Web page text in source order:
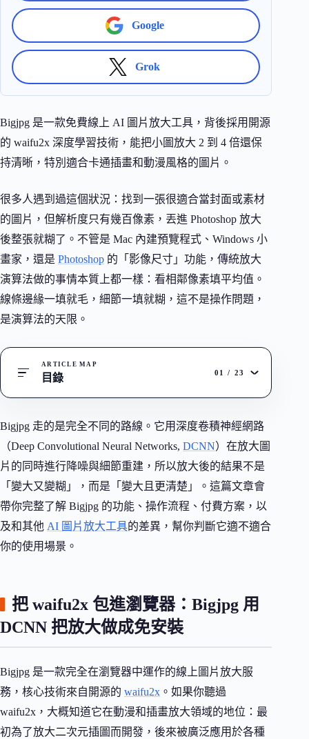
Google
Grok
Bigjpg 是一款免費線上 AI 圖片放大工具，背後採用開源
的 waifu2x 深度學習技術，能把小圖放大 2 到 4 倍還保
持清晰，特別適合卡通插畫和動漫風格的圖片。
很多人遇到過這個狀況：找到一張很適合當封面或素材
的圖片，但解析度只有幾百像素，丟進 Photoshop 放大
後整張就糊了。不管是 Mac 內建預覽程式、Windows 小
畫家，還是 Photoshop 的「影像尺寸」功能，傳統放大
演算法做的事情本質上都一樣：看相鄰像素填平均值。
線條邊緣一填就毛，細節一填就糊，這不是操作問題，
是演算法的天限。
ARTICLE MAP
目錄 01 / 23
Bigjpg 走的是完全不同的路線。它用深度卷積神經網路
（Deep Convolutional Neural Networks, DCNN）在放大圖
片的同時進行降噪與細節重建，所以放大後的結果不是
「變大又變糊」，而是「變大且更清楚」。這篇文章會
帶你完整了解 Bigjpg 的功能、操作流程、付費方案，以
及和其他 AI 圖片放大工具的差異，幫你判斷它適不適合
你的使用場景。
把 waifu2x 包進瀏覽器：Bigjpg 用
DCNN 把放大做成免安裝
Bigjpg 是一款完全在瀏覽器中運作的線上圖片放大服
務，核心技術來自開源的 waifu2x 。如果你聽過
waifu2x，大概知道它在動漫和插畫放大領域的地位：最
初為了放大二次元插圖而開發，後來被廣泛應用於各種